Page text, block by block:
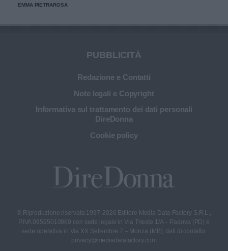
EMMA PIETRAROSA
PUBBLICITÀ
Redazione e Contatti
Note legali e Copyright
Informativa sul trattamento dei dati personali
DireDonna
Cookie policy
© Riproduzione riservata 1997-2026 Editore Media Data Factory S.R.L.,
P.IVA 09595010969 con sede legale in Via Trieste 1/A – Padova (PD) e
sede operativa in Via XX Settembre 7 – Monza (MB); dati di contatto:
privacy@mediadatafactory.com